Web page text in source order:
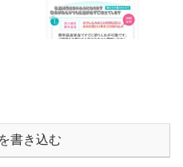
書き込む